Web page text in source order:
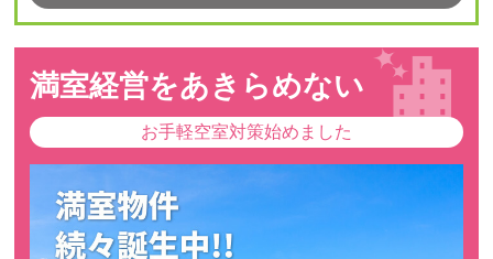
満室経営をあきらめない
お手軽空室対策始めました